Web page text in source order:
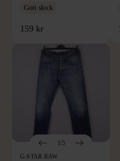
Gott skick
159 kr
1/5
G-STAR RAW